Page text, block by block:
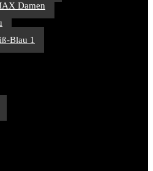
Damen
Blau 1